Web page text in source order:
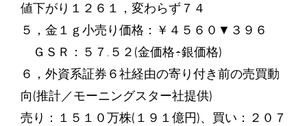
値下がり１２６１，変わらず７４
５，金１ｇ小売り価格：￥４５６０▼３９６
ＧＳＲ：５７.５２(金価格÷銀価格)
６，外資系証券６社経由の寄り付き前の売買動
向(推計／モーニングスター社提供)
売り：１５１０万株(１９１億円)、買い：２０７